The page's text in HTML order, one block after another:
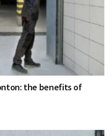
the benefits of